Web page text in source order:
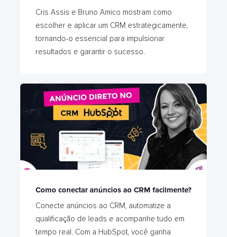
Cris Assis e Bruno Amico mostram como
escolher e aplicar um CRM estrategicamente,
tornando-o essencial para impulsionar
resultados e garantir o sucesso.
Como conectar anúncios ao CRM facilmente?
Conecte anúncios ao CRM, automatize a
qualificação de leads e acompanhe tudo em
tempo real. Com a HubSpot, você ganha